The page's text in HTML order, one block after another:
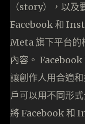
（story），以及
Facebook 和
Meta 旗下平台的
內容。 Facebook
讓創作人用合適
戶可以用不同形
將 Facebook 和